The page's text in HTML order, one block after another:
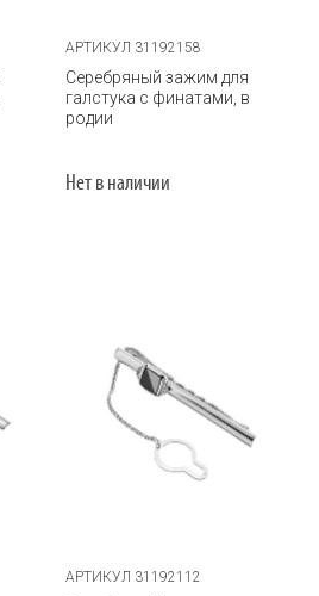
АРТИКУЛ 31192158
Серебряный зажим для
галстука с финатами, в
родии
Нет в наличии
АРТИКУЛ 31192112